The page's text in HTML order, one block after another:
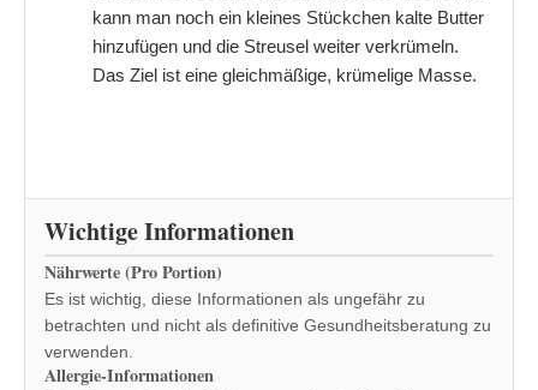
kann man noch ein kleines Stückchen kalte Butter
hinzufügen und die Streusel weiter verkrümeln.
Das Ziel ist eine gleichmäßige, krümelige Masse.
Wichtige Informationen
Nährwerte (Pro Portion)
Es ist wichtig, diese Informationen als ungefähr zu
betrachten und nicht als definitive Gesundheitsberatung zu
verwenden.
Allergie-Informationen